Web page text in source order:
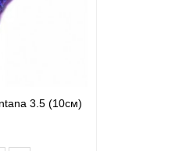
3.5 (10см)